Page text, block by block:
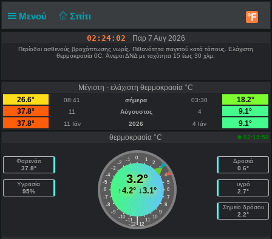
Μενού Σπίτι °F
02:24:02 Παρ 7 Αυγ 2026
Περίοδοι ασθενούς βροχόπτωσης νωρίς. Πιθανότητα παγετού κατά τόπους. Ελάχιστη
θερμοκρασία 0C. Άνεμοι ΔΝΔ με ταχύτητα 15 έως 30 χλμ.
Μέγιστη - ελάχιστη θερμοκρασία °C
26.6°
08:41 σήμερα 03:30
18.2°
37.8°
11 Αύγουστος 4
9.1°
37.8°
11 Ιάν 2026 4 Ιάν
9.1°
θερμοκρασία °C
02:19:58
Φαρενάιτ
37.8°
Υγρασία
95%
0
-1 1
-2
2
-3
3
-4
4
-5
5
-6
6
-7
7
-8
8
-9
9
-10
10
-11 11
|
-12 12
3.2°
↑4.2°↓3.1°
Δροσιά
0.6°
υγρό
2.7°
Σημείο δρόσου
2.2°